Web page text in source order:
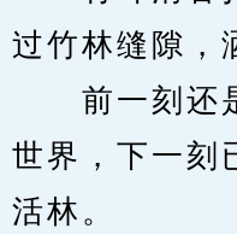
过竹林缝隙，
前一刻还是
世界，下一刻
活林。